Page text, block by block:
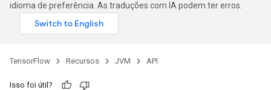
idioma de preferência. As traduções com IA podem ter erros.
TensorFlow Recursos JVM API
Isso foi útil?